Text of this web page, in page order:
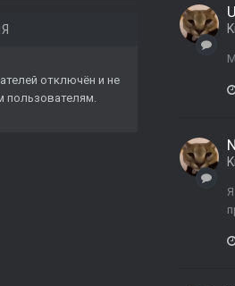
отключён и не
пользователям.